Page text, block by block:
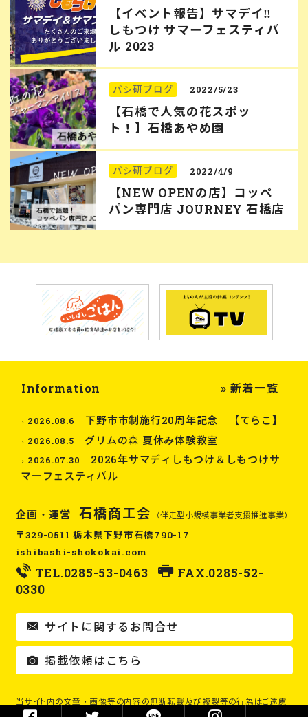
【イベント報告】サマデイ‼︎
しもつけ サマーフェスティバ
ル 2023
バシ研ブログ 2022/5/23
【石橋で人気の花スポッ
ト！】石橋あやめ園
バシ研ブログ 2022/4/9
【NEW OPENの店】コッペ
パン専門店 JOURNEY 石橋店
Information » 新着一覧
2026.08.6 下野市市制施行20周年記念 【てらこ】
2026.08.5 グリムの森 夏休み体験教室
2026.07.30
2026年サマディしもつけ＆しもつけサ
マーフェスティバル
企画・運営 石橋商工会 （伴走型小規模事業者支援推進事業）
〒329-0511 栃木県下野市石橋790-17
ishibashi-shokokai.com
TEL.0285-53-0463
FAX.0285-52-
0330
サイトに関するお問合せ
掲載依頼はこちら
当サイト内の文章・画像等の内容の無断転載及び複製等の行為はご遠慮
ください。